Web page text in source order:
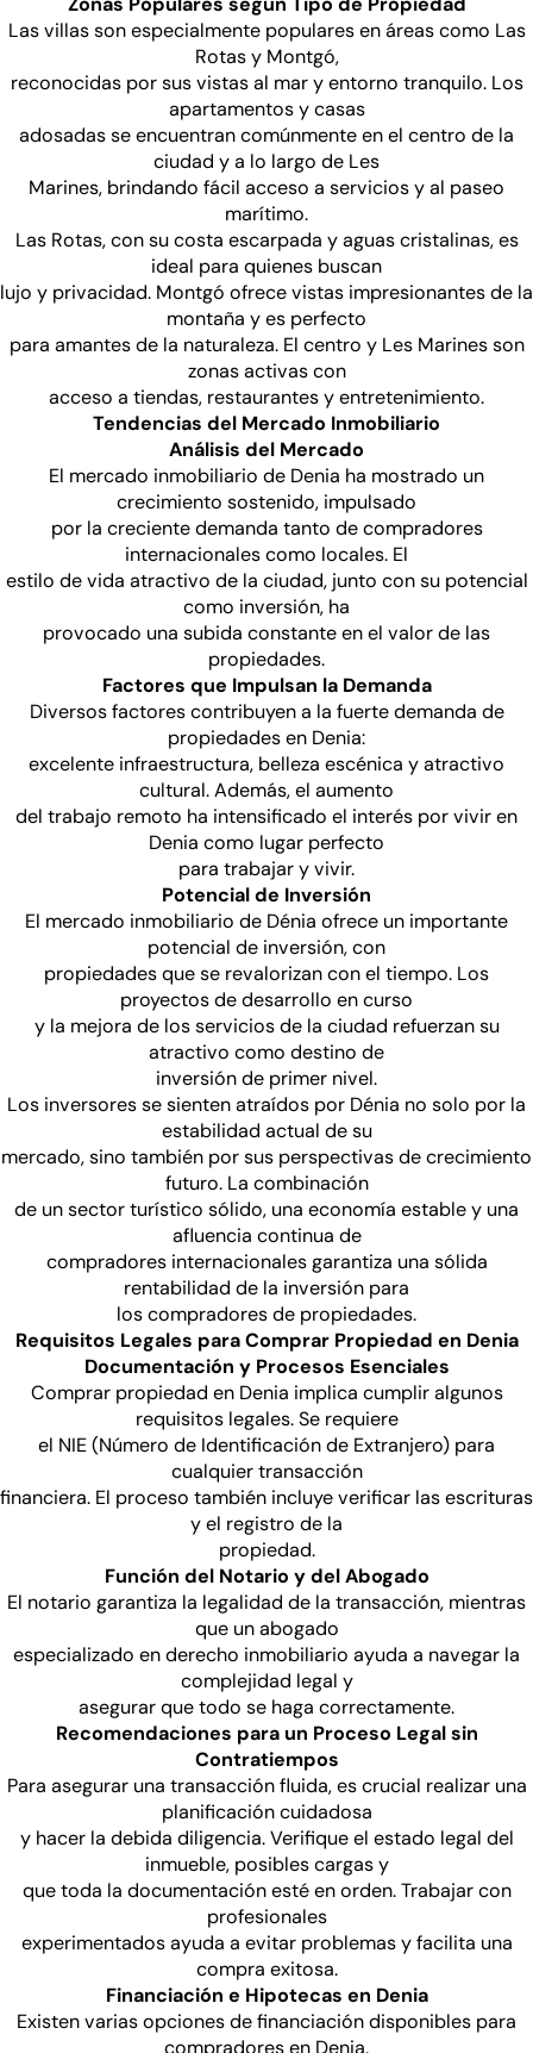
Las villas son especialmente populares en áreas como Las
Rotas y Montgó,
reconocidas por sus vistas al mar y entorno tranquilo. Los
apartamentos y casas
adosadas se encuentran comúnmente en el centro de la
ciudad y a lo largo de Les
Marines, brindando fácil acceso a servicios y al paseo
marítimo.
Las Rotas, con su costa escarpada y aguas cristalinas, es
ideal para quienes buscan
lujo y privacidad. Montgó ofrece vistas impresionantes de la
montaña y es perfecto
para amantes de la naturaleza. El centro y Les Marines son
zonas activas con
acceso a tiendas, restaurantes y entretenimiento.
Tendencias del Mercado Inmobiliario
Análisis del Mercado
El mercado inmobiliario de Denia ha mostrado un
crecimiento sostenido, impulsado
por la creciente demanda tanto de compradores
internacionales como locales. El
estilo de vida atractivo de la ciudad, junto con su potencial
como inversión, ha
provocado una subida constante en el valor de las
propiedades.
Factores que Impulsan la Demanda
Diversos factores contribuyen a la fuerte demanda de
propiedades en Denia:
excelente infraestructura, belleza escénica y atractivo
cultural. Además, el aumento
del trabajo remoto ha intensificado el interés por vivir en
Denia como lugar perfecto
para trabajar y vivir.
Potencial de Inversión
El mercado inmobiliario de Dénia ofrece un importante
potencial de inversión, con
propiedades que se revalorizan con el tiempo. Los
proyectos de desarrollo en curso
y la mejora de los servicios de la ciudad refuerzan su
atractivo como destino de
inversión de primer nivel.
Los inversores se sienten atraídos por Dénia no solo por la
estabilidad actual de su
mercado, sino también por sus perspectivas de crecimiento
futuro. La combinación
de un sector turístico sólido, una economía estable y una
afluencia continua de
compradores internacionales garantiza una sólida
rentabilidad de la inversión para
los compradores de propiedades.
Requisitos Legales para Comprar Propiedad en Denia
Documentación y Procesos Esenciales
Comprar propiedad en Denia implica cumplir algunos
requisitos legales. Se requiere
el NIE (Número de Identificación de Extranjero) para
cualquier transacción
financiera. El proceso también incluye verificar las escrituras
y el registro de la
propiedad.
Función del Notario y del Abogado
El notario garantiza la legalidad de la transacción, mientras
que un abogado
especializado en derecho inmobiliario ayuda a navegar la
complejidad legal y
asegurar que todo se haga correctamente.
Recomendaciones para un Proceso Legal sin
Contratiempos
Para asegurar una transacción fluida, es crucial realizar una
planificación cuidadosa
y hacer la debida diligencia. Verifique el estado legal del
inmueble, posibles cargas y
que toda la documentación esté en orden. Trabajar con
profesionales
experimentados ayuda a evitar problemas y facilita una
compra exitosa.
Financiación e Hipotecas en Denia
Existen varias opciones de financiación disponibles para
compradores en Denia.